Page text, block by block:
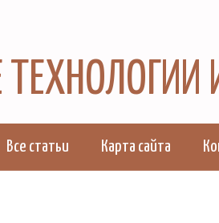
Все статьи Карта сайта